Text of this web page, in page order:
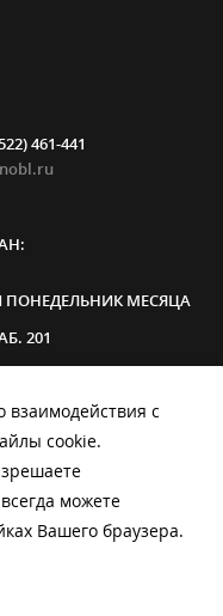
461-441
ПОНЕДЕЛЬНИК МЕСЯЦА
201
18:00, КАБ. 308
взаимодействия с
cookie.
можете
Вашего браузера.